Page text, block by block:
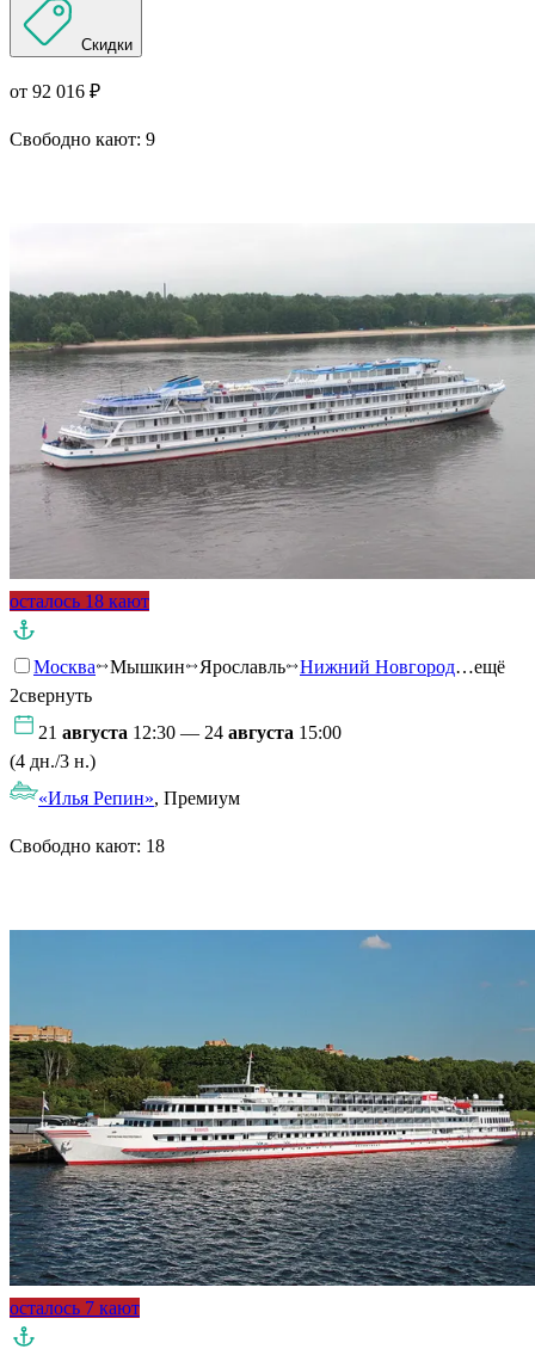
Скидки
от 92 016 ₽
Свободно кают: 9
осталось 18 кают
Москва Мышкин Ярославль Нижний Новгород…ещё
2свернуть
21 августа 12:30 — 24 августа 15:00
(4 дн./3 н.)
«Илья Репин», Премиум
Свободно кают: 18
осталось 7 кают